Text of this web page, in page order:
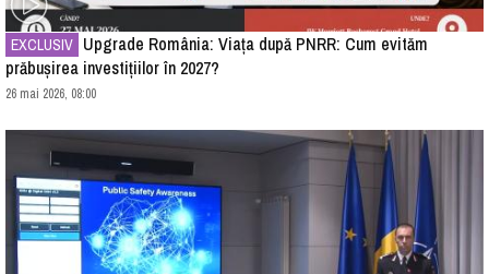
EXCLUSIV
prăbușirea investițiilor în 2027?
26 mai 2026, 08:00